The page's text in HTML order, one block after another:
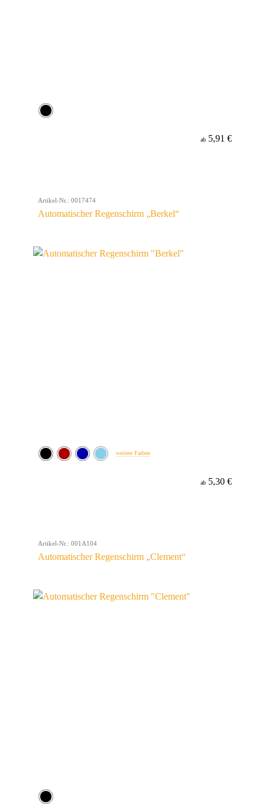
ab 5,91 €
Artikel-Nr.: 0017474
Automatischer Regenschirm „Berkel“
weitere Farben
ab 5,30 €
Artikel-Nr.: 001A104
Automatischer Regenschirm „Clement“